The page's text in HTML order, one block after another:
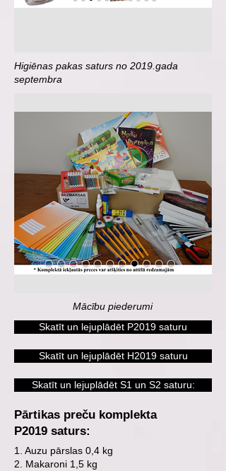
Higiēnas pakas saturs no 2019.gada
septembra
Mācību piederumi
Skatīt un lejuplādēt P2019 saturu
Skatīt un lejuplādēt H2019 saturu
Skatīt un lejuplādēt S1 un S2 saturu:
Pārtikas preču komplekta
P2019 saturs:
1. Auzu pārslas 0,4 kg
2. Makaroni 1,5 kg